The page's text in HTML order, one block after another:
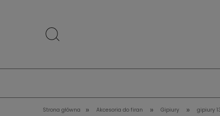
Strona główna » Akcesoria do firan » Gipiury » gipiury